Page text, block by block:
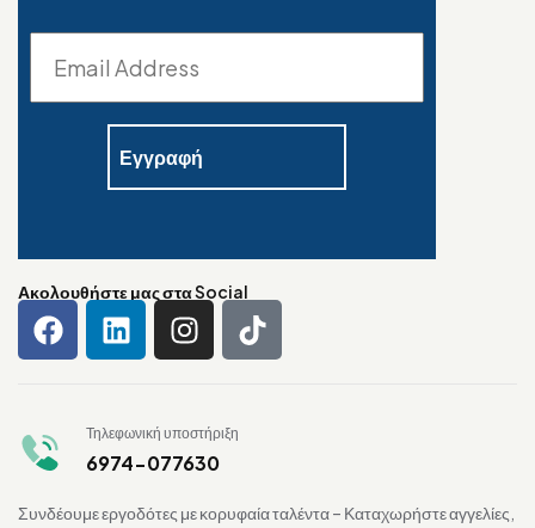
Ακολουθήστε μας στα Social
Τηλεφωνική υποστήριξη
6974-077630
Συνδέουμε εργοδότες με κορυφαία ταλέντα – Καταχωρήστε αγγελίες,